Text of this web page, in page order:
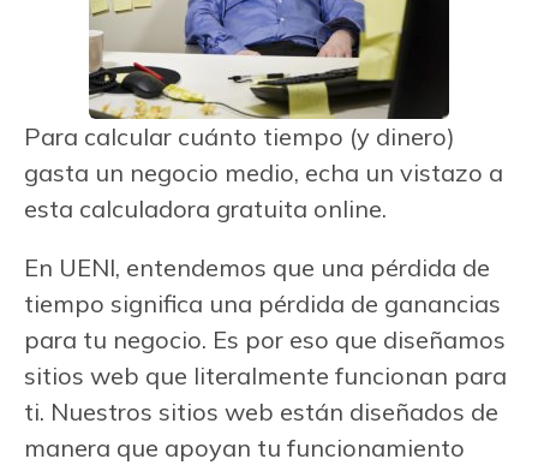
Para calcular cuánto tiempo (y dinero)
gasta un negocio medio, echa un vistazo a
esta calculadora gratuita online.
En UENI, entendemos que una pérdida de
tiempo significa una pérdida de ganancias
para tu negocio. Es por eso que diseñamos
sitios web que literalmente funcionan para
ti. Nuestros sitios web están diseñados de
manera que apoyan tu funcionamiento